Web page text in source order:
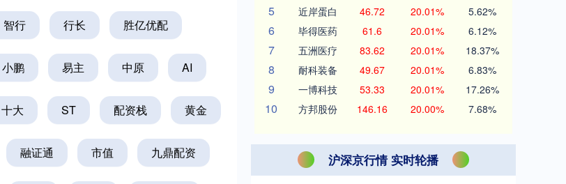
智行 行长 胜亿优配
小鹏 易主 中原 AI
十大 ST 配资栈 黄金
融证通 市值 九鼎配资
5 近岸蛋白 46.72 20.01% 5.62%
6 毕得医药 61.6 20.01% 6.12%
7 五洲医疗 83.62 20.01% 18.37%
8 耐科装备 49.67 20.01% 6.83%
9 一博科技 53.33 20.01% 17.26%
10 方邦股份 146.16 20.00% 7.68%
沪深京行情 实时轮播